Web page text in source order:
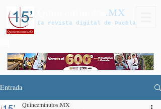
.MX
La revista digital de Puebla
Entrada
Quinceminutos.MX